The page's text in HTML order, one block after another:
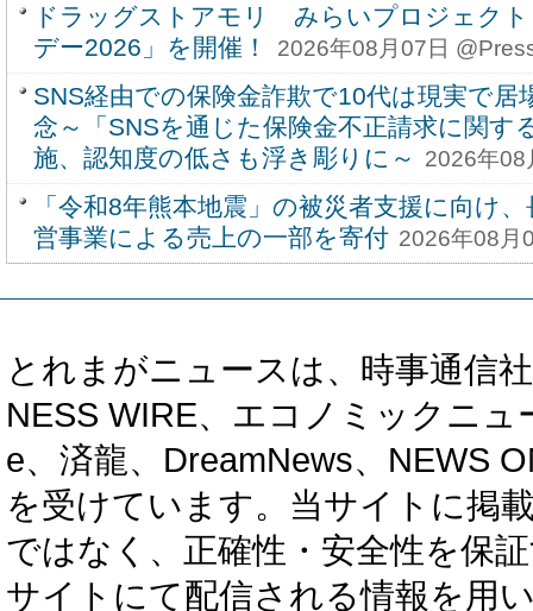
ドラッグストアモリ みらいプロジェクト
デー2026」を開催！
2026年08月07日
SNS経由での保険金詐欺で10代は現実で居
念～「SNSを通じた保険金不正請求に関す
施、認知度の低さも浮き彫りに～
2026年08
「令和8年熊本地震」の被災者支援に向け
営事業による売上の一部を寄付 2026年08月
とれまがニュースは、時事通信
NESS WIRE、エコノミックニ
e、済龍、DreamNews、NEWS
を受けています。当サイトに掲
ではなく、正確性・安全性を保
サイトにて配信される情報を用